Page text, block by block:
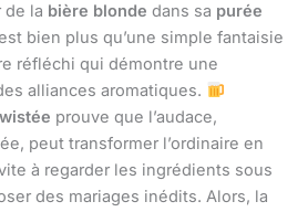
de la bière blonde dans sa purée
bien plus qu’une simple fantaisie
réfléchi qui démontre une
alliances aromatiques.
prouve que l’audace,
peut transformer l’ordinaire en
à regarder les ingrédients sous
des mariages inédits. Alors, la